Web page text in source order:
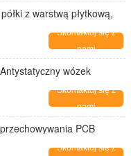
z warstwą płytkową,
Skontaktuj się z
nami
wózek
Skontaktuj się z
nami
PCB
Skontaktuj się z